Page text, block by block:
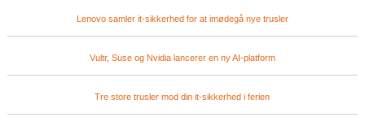
Lenovo samler it-sikkerhed for at imødegå nye trusler
Vultr, Suse og Nvidia lancerer en ny AI-platform
Tre store trusler mod din it-sikkerhed i ferien